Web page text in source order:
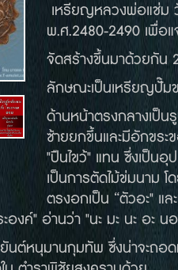
เหรียญหลวงพ่อแช่ม
พ.ศ.2480-2490 เพื่อ
จัดสร้างขึ้นมาด้วยกั
ลักษณะเป็นเหรียญปั๊ม
ด้านหน้าตรงกลางเป็
ซ้ายยกขึ้นและมีอักขระ
"ปืนไขว้" แทน ซึ่งเป็นอุ
เป็นการตัดไม้ข่มนาม
ตรงอกเป็น “ตัวอะ" แ
งค์" อ่านว่า "นะ มะ นะ อะ
นต์หนุมานกุมทัพ ซึ่งน่าจะถ